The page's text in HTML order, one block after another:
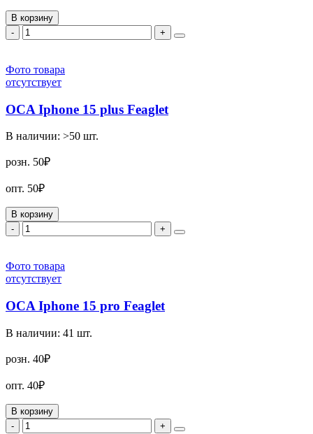
В корзину
-
+
Фото товара
отсутствует
OCA Iphone 15 plus Feaglet
В наличии: >50 шт.
розн. 50₽
опт. 50₽
В корзину
-
+
Фото товара
отсутствует
OCA Iphone 15 pro Feaglet
В наличии: 41 шт.
розн. 40₽
опт. 40₽
В корзину
-
+